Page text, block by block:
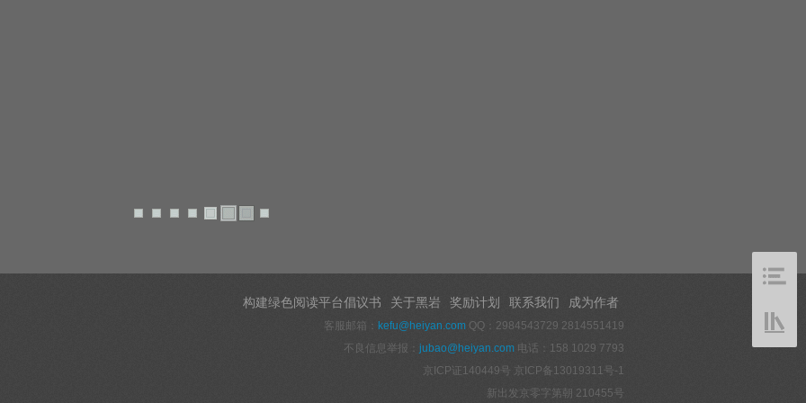
构建绿色阅读平台倡议书 关于黑岩 奖励计划 联系我们 成为作者
客服邮箱： kefu@heiyan.com QQ：2984543729 2814551419
不良信息举报： jubao@heiyan.com 电话：158 1029 7793
京ICP证140449号 京ICP备13019311号-1
新出发京零字第朝 210455号